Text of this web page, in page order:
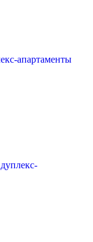
апартаменты